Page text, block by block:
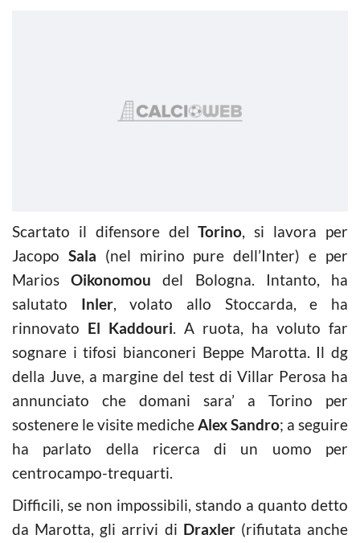
Scartato il difensore delTorino, si lavora per
Jacopo Sala (nel mirino pure dell’Inter) e per
MariosOikonomou del Bologna. Intanto, ha
salutato Inler, volato allo Stoccarda, e ha
rinnovato El Kaddouri. A ruota, ha voluto far
sognare i tifosi bianconeri Beppe Marotta. Il dg
della Juve, a margine del test di Villar Perosa ha
annunciato che domani sara’ a Torino per
sostenere le visite medicheAlex Sandro; a seguire
ha parlato della ricerca di un uomo per
centrocampo-trequarti.
Difficili, se non impossibili, stando a quanto detto
da Marotta, gli arrivi di Draxler(rifiutata anche